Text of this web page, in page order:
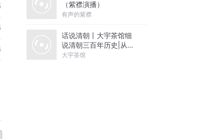
（紫襟演播）
有声的紫襟
话说清朝丨大宇茶馆细
说清朝三百年历史|从努
尔哈赤到末代皇帝溥仪|
大宇茶馆